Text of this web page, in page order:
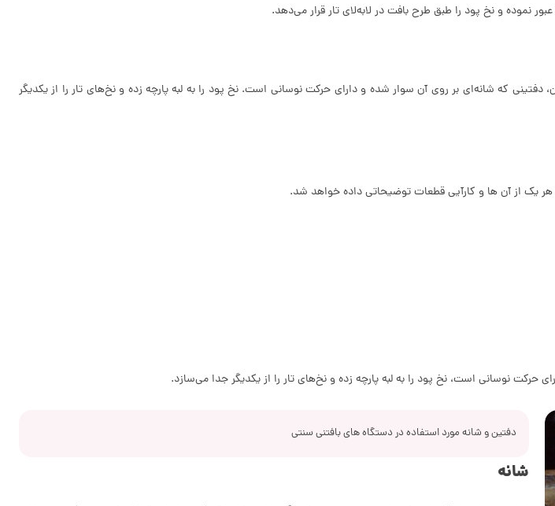
و نخ پود را طبق طرح بافت در لابه‌لای تار قرار می‌دهد.
که شانه‌ای بر روی آن سوار شده و دارای حرکت نوسانی است. نخ پود را به لبه پارچه زده و نخ‌های تار را از یکدیگر
یک از آن ها و کارآیی قطعات توضیحاتی داده خواهد شد.
نوسانی است، نخ پود را به لبه پارچه زده و نخ‌های تار را از یکدیگر جدا می‌سازد.
دفتین و شانه مورد استفاده در دستگاه های بافتنی سنتی
شانه